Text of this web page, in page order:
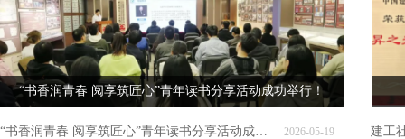
“书香润青春 阅享筑匠心”青年读书分享活动成功举行！
2026-05-19
“书香润青春 阅享筑匠心”青年读书分享活动成功举行！ 建工